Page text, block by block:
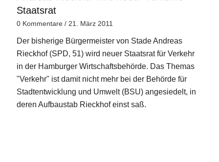
Staatsrat
0 Kommentare / 21. März 2011
Der bisherige Bürgermeister von Stade Andreas
Rieckhof (SPD, 51) wird neuer Staatsrat für Verkehr
in der Hamburger Wirtschaftsbehörde. Das Themas
"Verkehr" ist damit nicht mehr bei der Behörde für
Stadtentwicklung und Umwelt (BSU) angesiedelt, in
deren Aufbaustab Rieckhof einst saß.